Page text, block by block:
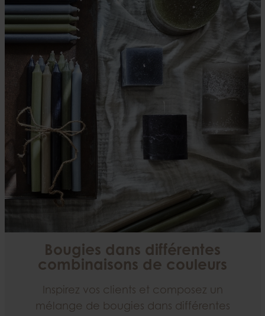
Bougies dans différentes
combinaisons de couleurs
Inspirez vos clients et composez un
mélange de bougies dans différentes